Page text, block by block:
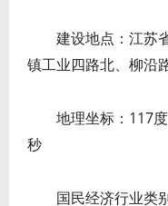
建设地点：江苏省
镇工业四路北、柳沿
地理坐标：117度
秒
国民经济行业类别